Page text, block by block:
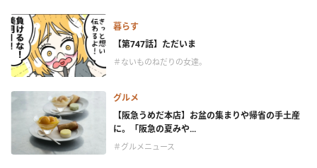
暮らす
【第747話】ただいま
＃ないものねだりの女達。
グルメ
【阪急うめだ本店】お盆の集まりや帰省の手土産
に。「阪急の夏みや...
＃グルメニュース